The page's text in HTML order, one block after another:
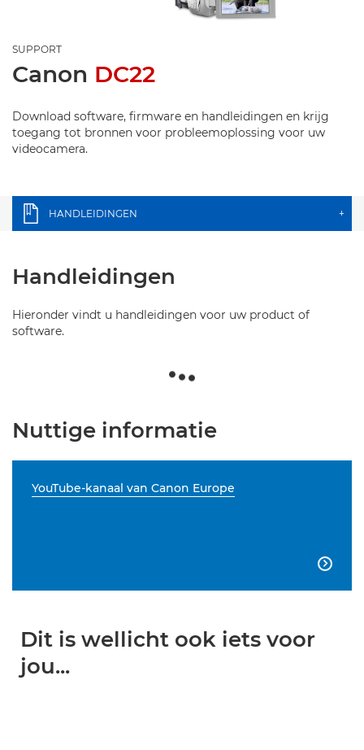
SUPPORT
Canon DC22
Download software, firmware en handleidingen en krijg
toegang tot bronnen voor probleemoplossing voor uw
videocamera.
HANDLEIDINGEN +
Handleidingen
Hieronder vindt u handleidingen voor uw product of
software.
Nuttige informatie
YouTube-kanaal van Canon Europe

Dit is wellicht ook iets voor
jou...